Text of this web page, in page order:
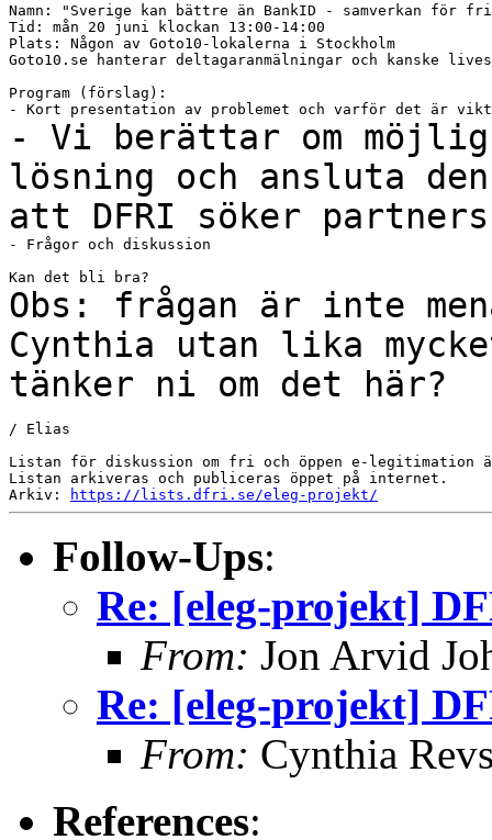
Namn: "Sverige kan bättre än BankID - samverkan för
Tid: mån 20 juni klockan 13:00-14:00
Plats: Någon av Goto10-lokalerna i Stockholm
Goto10.se hanterar deltagaranmälningar och kanske
Program (förslag):
- Vi berättar om
lösning och ansluta
att DFRI söker
- Frågor och diskussion
Obs: frågan är inte
Cynthia utan lika
tänker ni om det här?
/ Elias
Listan för diskussion om fri och öppen e-legitimation
Listan arkiveras och publiceras öppet på internet.
Arkiv:
https://lists.dfri.se/eleg-projekt/
Follow-Ups:
Re: [eleg-projekt]
From: Jon Arvid
Re: [eleg-projekt]
From: Cynthia
References: